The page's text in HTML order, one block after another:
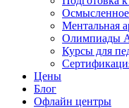
Осмысленное
Ментальная
Олимпиады
Курсы для
Цены
Блог
Офлайн центры